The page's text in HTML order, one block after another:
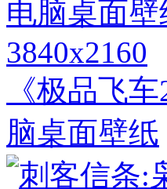
3840x2160
《极品飞
脑桌面壁纸